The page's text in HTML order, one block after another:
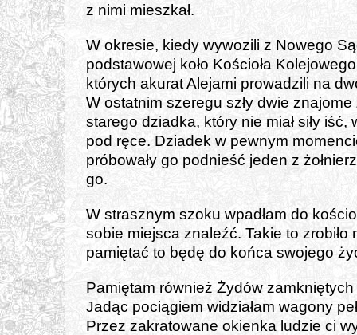
z nimi miesz­kał.
W okre­sie, kie­dy wywo­zi­li z Nowego
pod­sta­wo­wej koło Kościoła
któ­rych aku­rat Alejami pro­wa­dzi­li na
W ostat­nim sze­re­gu szły dwie
sta­re­go dziad­ka, któ­ry nie miał siły iść,
pod ręce. Dziadek w pew­nym
pró­bo­wa­ły go pod­nieść jeden z
go.
W strasz­nym szo­ku wpa­dłam do
sobie miej­sca zna­leźć. Takie to
pamię­tać to będę do koń­ca swo­je­go
Pamiętam rów­nież Żydów
Jadąc pocią­giem widzia­łam wago­ny
Przez zakra­to­wa­ne okien­ka ludzie ci